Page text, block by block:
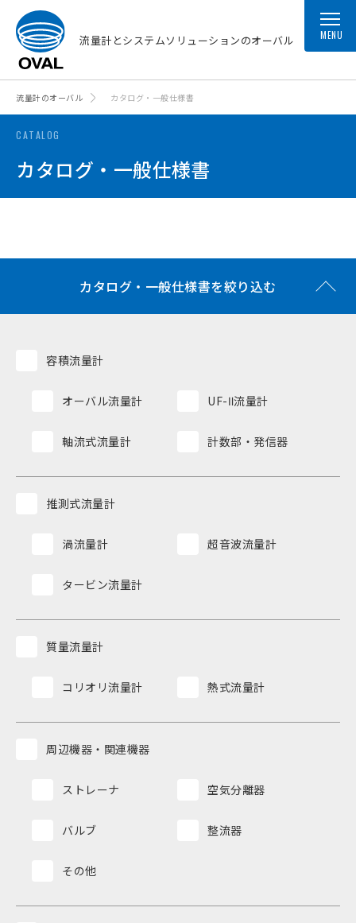
流量計とシステムソリューションのオーバル MENU
流量計のオーバル カタログ・一般仕様書
CATALOG
カタログ・一般仕様書
カタログ・一般仕様書を絞り込む
容積流量計
オーバル流量計 UF-Ⅱ流量計
軸流式流量計 計数部・発信器
推測式流量計
渦流量計 超音波流量計
タービン流量計
質量流量計
コリオリ流量計 熱式流量計
周辺機器・関連機器
ストレーナ 空気分離器
バルブ 整流器
その他